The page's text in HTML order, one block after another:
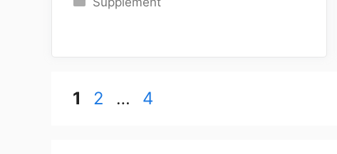
Sayfa
1 Sayfa
2 … Sayfa
4